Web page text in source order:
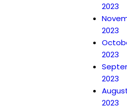
2023
2023
2023
2023
2023